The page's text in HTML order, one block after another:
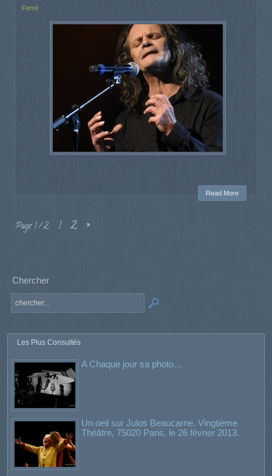
Ferré
Read More
Page 1 / 2 1 2 »
Chercher
Les Plus Consultés
A Chaque jour sa photo…
Un oeil sur Julos Beaucarne. Vingtième
Théâtre, 75020 Paris, le 26 février 2013.